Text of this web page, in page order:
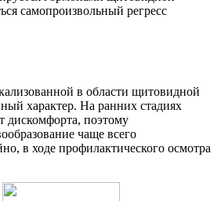
самопроизвольный регресс
в области щитовидной
характер. На ранних стадиях
дискомфорта, поэтому
чаще всего
в ходе профилактического осмотра